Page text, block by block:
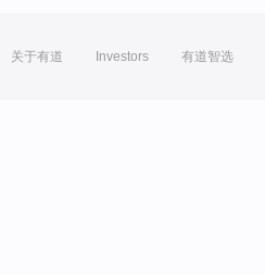
关于有道 Investors 有道智选